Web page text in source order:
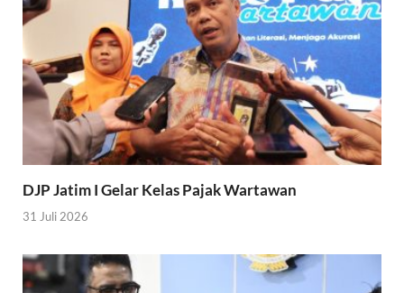
DJP Jatim I Gelar Kelas Pajak Wartawan
31 Juli 2026